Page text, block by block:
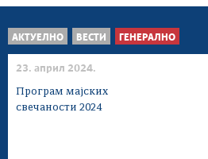
АКТУЕЛНО ВЕСТИ ГЕНЕРАЛНО
23. април 2024.
Програм мајских
свечаности 2024